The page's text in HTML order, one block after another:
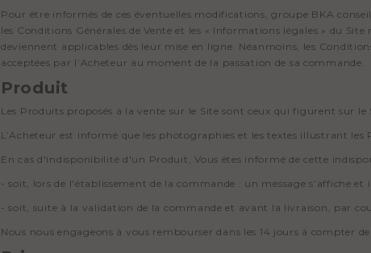
Pour être informés de ces éventuelles modifications, groupe BKA
les Conditions Générales de Vente et les « Informations légales » du
deviennent applicables dès leur mise en ligne. Néanmoins, les
acceptées par l’Acheteur au moment de la passation de sa commande.
Produit
Les Produits proposés à la vente sur le Site sont ceux qui figurent sur
L’Acheteur est informé que les photographies et les textes illustrant les
En cas d'indisponibilité d'un Produit, Vous êtes informé de cette
- soit, lors de l'établissement de la commande : un message s’affiche
- soit, suite à la validation de la commande et avant la livraison, par
Nous nous engageons à vous rembourser dans les 14 jours à compter